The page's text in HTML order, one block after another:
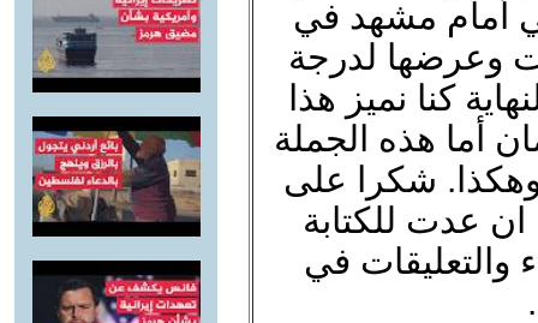
أمام مشهد في
وعرضها لدرجة
كنا نميز هذا
أما هذه الجملة
شكرا على
ان عدت للكتابة
والتعليقات في